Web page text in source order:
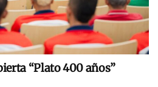
“Plato 400 años”